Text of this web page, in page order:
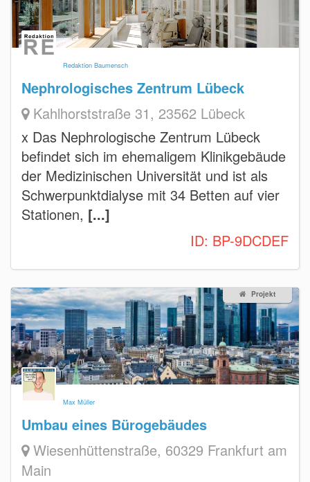
Redaktion Baumensch
Nephrologisches Zentrum Lübeck
Kahlhorststraße 31, 23562 Lübeck
x Das Nephrologische Zentrum Lübeck
befindet sich im ehemaligem Klinikgebäude
der Medizinischen Universität und ist als
Schwerpunktdialyse mit 34 Betten auf vier
Stationen, [...]
ID: BP-9DCDEF
Projekt
Max Müller
Umbau eines Bürogebäudes
Wiesenhüttenstraße, 60329 Frankfurt am
Main